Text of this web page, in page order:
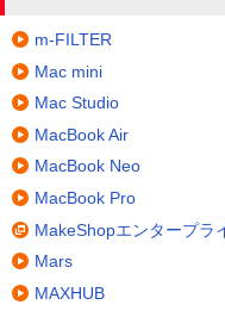
m-FILTER
Mac mini
Mac Studio
MacBook Air
MacBook Neo
MacBook Pro
MakeShopエンタープラ
Mars
MAXHUB